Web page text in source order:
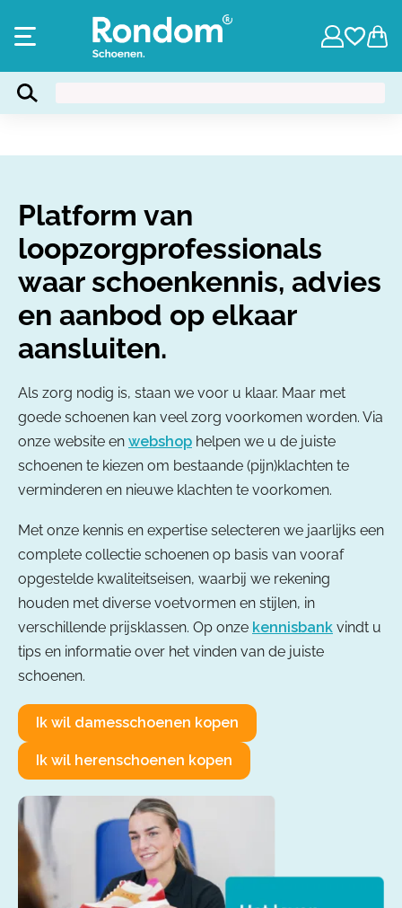
Platform van
loopzorgprofessionals
waar schoenkennis, advies
en aanbod op elkaar
aansluiten.
Als zorg nodig is, staan we voor u klaar. Maar met
goede schoenen kan veel zorg voorkomen worden. Via
onze website en webshop helpen we u de juiste
schoenen te kiezen om bestaande (pijn)klachten te
verminderen en nieuwe klachten te voorkomen.
Met onze kennis en expertise selecteren we jaarlijks een
complete collectie schoenen op basis van vooraf
opgestelde kwaliteitseisen, waarbij we rekening
houden met diverse voetvormen en stijlen, in
verschillende prijsklassen. Op onze kennisbank vindt u
tips en informatie over het vinden van de juiste
schoenen.
Ik wil damesschoenen kopen
Ik wil herenschoenen kopen